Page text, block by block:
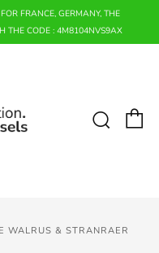
FRANCE, GERMANY, THE
THE CODE : 4M8104NVS9AX
WALRUS & STRANRAER